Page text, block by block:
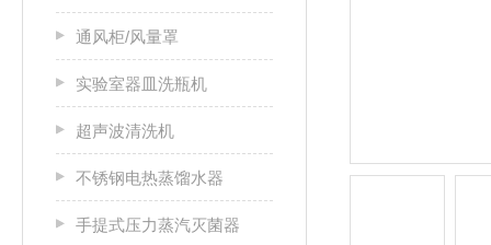
通风柜/风量罩
实验室器皿洗瓶机
超声波清洗机
不锈钢电热蒸馏水器
手提式压力蒸汽灭菌器